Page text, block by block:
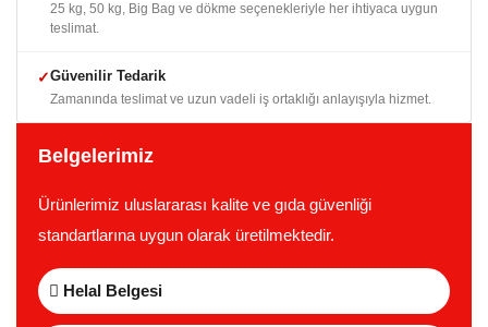
25 kg, 50 kg, Big Bag ve dökme seçenekleriyle her ihtiyaca uygun
teslimat.
✓Güvenilir Tedarik
Zamanında teslimat ve uzun vadeli iş ortaklığı anlayışıyla hizmet.
Belgelerimiz
Ürünlerimiz uluslararası kalite ve gıda güvenliği
standartlarına uygun olarak üretilmektedir.
Helal Belgesi